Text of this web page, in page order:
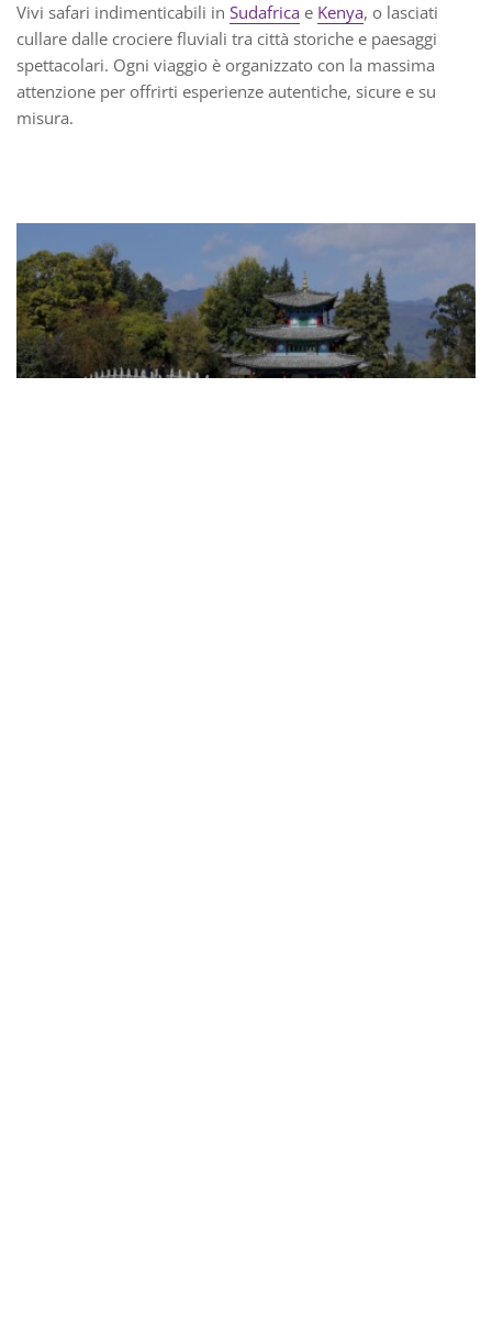
Vivi safari indimenticabili in Sudafrica e Kenya, o lasciati
cullare dalle crociere fluviali tra città storiche e paesaggi
spettacolari. Ogni viaggio è organizzato con la massima
attenzione per offrirti esperienze autentiche, sicure e su
misura.